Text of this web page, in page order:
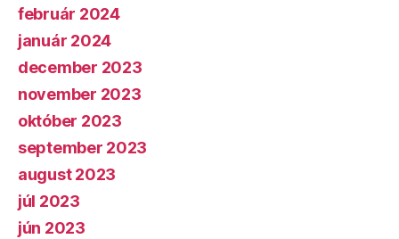
február 2024
január 2024
december 2023
november 2023
október 2023
september 2023
august 2023
júl 2023
jún 2023